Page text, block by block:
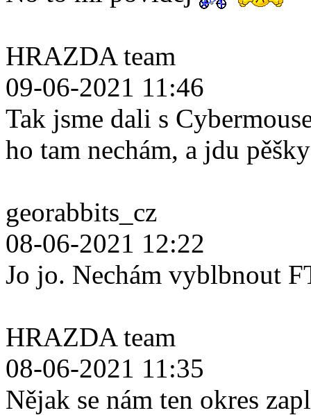
HRAZDA team
09-06-2021 11:46
Tak jsme dali s
ho tam nechám, a jdu
georabbits_cz
08-06-2021 12:22
Jo jo. Nechám vyblbnout
HRAZDA team
08-06-2021 11:35
Nějak se nám ten okres